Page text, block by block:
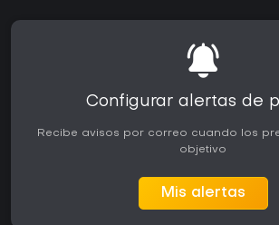
Configurar alertas de
Recibe avisos por correo cuando los
objetivo
Mis alertas